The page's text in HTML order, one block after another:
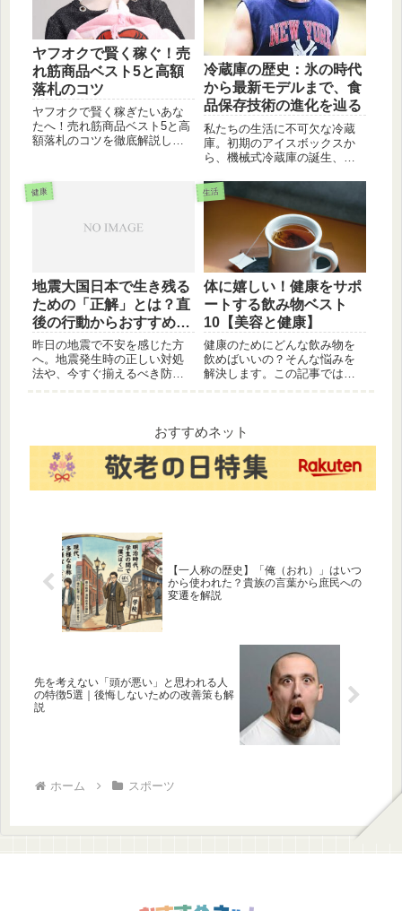
ヤフオクで賢く稼ぐ！売
れ筋商品ベスト5と高額
落札のコツ
ヤフオクで賢く稼ぎたいあな
たへ！売れ筋商品ベスト5と高
額落札のコツを徹底解説しま
授。
冷蔵庫の歴史：氷の時代
から最新モデルまで、食
品保存技術の進化を辿る
私たちの生活に不可欠な冷蔵
庫。初期のアイスボックスか
ら、機械式冷蔵庫の誕生、そ
るまで、冷蔵庫がどのように
進化してきたのかを貴重な写
真とともにご紹介します。
健康
地震大国日本で生き残る
ための「正解」とは？直
後の行動からおすすめ防
災グッズ購入先まで徹底
解説
昨日の地震で不安を感じた方
へ。地震発生時の正しい対処
法や、今すぐ揃えるべき防災
士も推奨する備えのポイント
をまとめました。
生活
体に嬉しい！健康をサポ
ートする飲み物ベスト
10【美容と健康】
健康のためにどんな飲み物を
飲めばいいの？そんな悩みを
解決します。この記事では、
スティーなど、定番から意外
なものまで。それぞれの飲み
物の特徴や効果、おすすめの
飲み方なども詳しく解説。ぜ
ひ、あなたの毎日の飲み物選
おすすめネット
【一人称の歴史】「俺（おれ）」はいつ
から使われた？貴族の言葉から庶民への
変遷を解説
先を考えない「頭が悪い」と思われる人
の特徴5選｜後悔しないための改善策も解
説
ホーム スポーツ